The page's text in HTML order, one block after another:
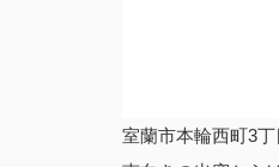
室蘭市本輪西町3